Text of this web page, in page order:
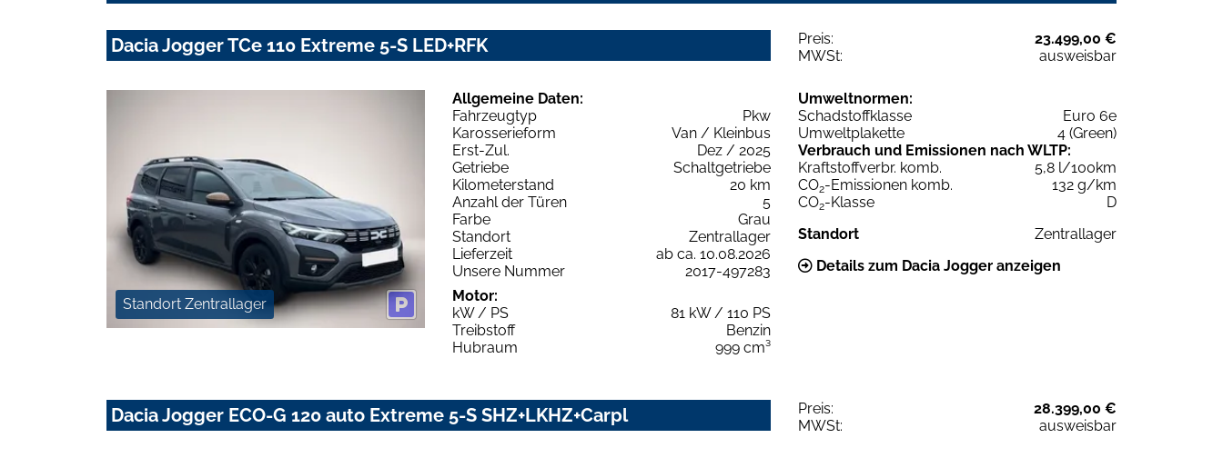
Dacia Jogger TCe 110 Extreme 5-S LED+RFK Preis:
23.499,00 €
MWSt:
ausweisbar
Standort Zentrallager
Allgemeine Daten:
Fahrzeugtyp
Pkw
Karosserieform
Van / Kleinbus
Erst-Zul.
Dez / 2025
Getriebe
Schaltgetriebe
Kilometerstand
20 km
Anzahl der Türen
5
Farbe
Grau
Standort
Zentrallager
Lieferzeit
ab ca. 10.08.2026
Unsere Nummer
2017-497283
Motor:
kW / PS
81 kW / 110 PS
Treibstoff
Benzin
Hubraum
999 cm³
Umweltnormen:
Schadstoffklasse
Euro 6e
Umweltplakette
4 (Green)
Verbrauch und Emissionen nach WLTP:
Kraftstoffverbr. komb.
5,8 l/100km
CO2-Emissionen komb.
132 g/km
CO2-Klasse
D
Standort
Zentrallager
Details zum Dacia Jogger anzeigen
Dacia Jogger ECO-G 120 auto Extreme 5-S SHZ+LKHZ+Carpl Preis:
28.399,00 €
MWSt:
ausweisbar